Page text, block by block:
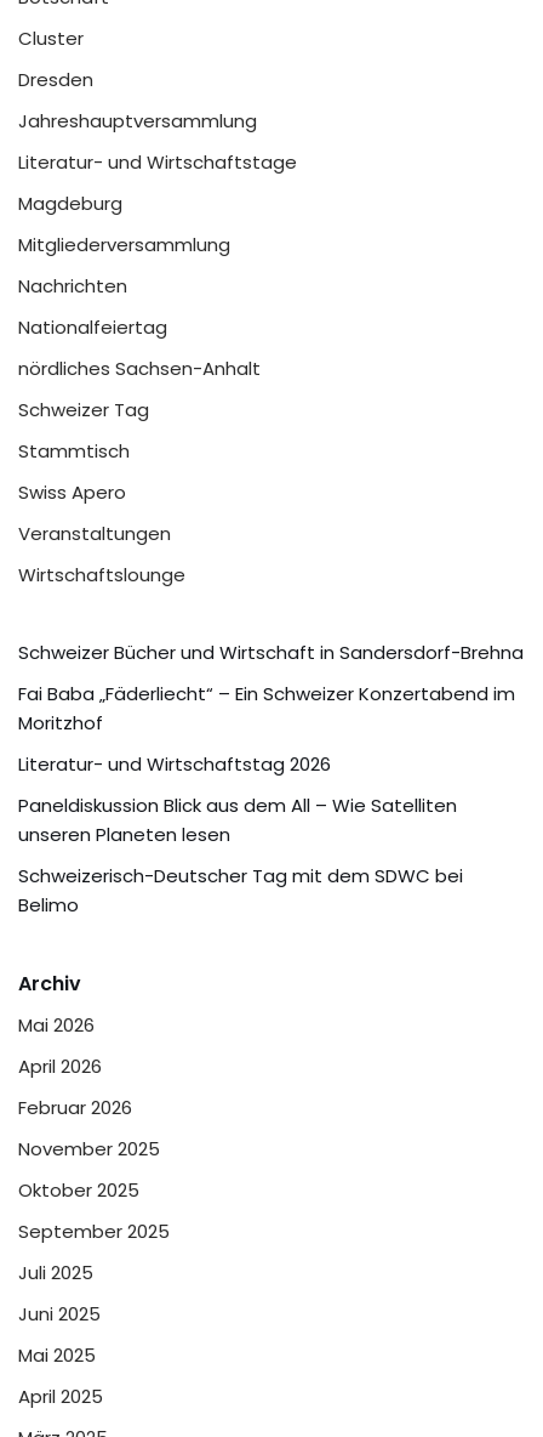
Cluster
Dresden
Jahreshauptversammlung
Literatur- und Wirtschaftstage
Magdeburg
Mitgliederversammlung
Nachrichten
Nationalfeiertag
nördliches Sachsen-Anhalt
Schweizer Tag
Stammtisch
Swiss Apero
Veranstaltungen
Wirtschaftslounge
Schweizer Bücher und Wirtschaft in Sandersdorf-Brehna
Fai Baba „Fäderliecht“ – Ein Schweizer Konzertabend im
Moritzhof
Literatur- und Wirtschaftstag 2026
Paneldiskussion Blick aus dem All – Wie Satelliten
unseren Planeten lesen
Schweizerisch-Deutscher Tag mit dem SDWC bei
Belimo
Archiv
Mai 2026
April 2026
Februar 2026
November 2025
Oktober 2025
September 2025
Juli 2025
Juni 2025
Mai 2025
April 2025